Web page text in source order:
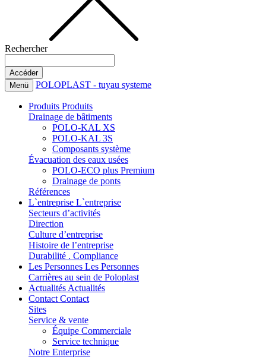
Rechercher
Menü POLOPLAST - tuyau systeme
Produits Produits
Drainage de bâtiments
POLO-KAL XS
POLO-KAL 3S
Composants système
Évacuation des eaux usées
POLO-ECO plus Premium
Drainage de ponts
Références
L`entreprise L`entreprise
Secteurs d’activités
Direction
Culture d’entreprise
Histoire de l’entreprise
Durabilité . Compliance
Les Personnes Les Personnes
Carrières au sein de Poloplast
Actualités Actualités
Contact Contact
Sites
Service & vente
Équipe Commerciale
Service technique
Notre Enterprise